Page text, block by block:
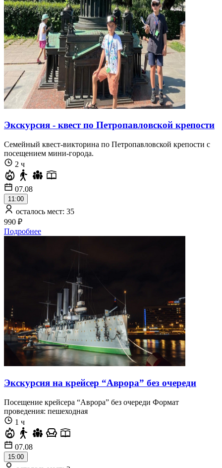
Экскурсия - квест по Петропавловской крепости
Семейный квест-викторина по Петропавловской крепости с
посещением мини-города.
2 ч
07.08
11:00
осталось мест: 35
990 ₽
Подробнее
Экскурсия на крейсер “Аврора” без очереди
Посещение крейсера “Аврора” без очереди Формат
проведения: пешеходная
1 ч
07.08
15:00